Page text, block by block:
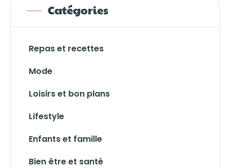
Catégories
Repas et recettes
Mode
Loisirs et bon plans
Lifestyle
Enfants et famille
Bien être et santé